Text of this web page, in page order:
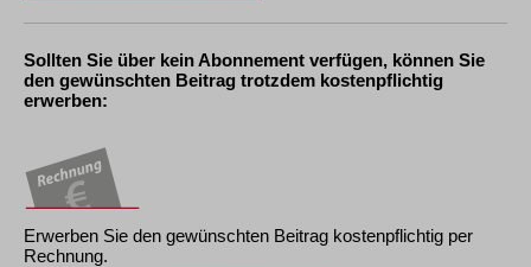
Sollten Sie über kein Abonnement verfügen, können Sie
den gewünschten Beitrag trotzdem kostenpflichtig
erwerben:
Erwerben Sie den gewünschten Beitrag kostenpflichtig per
Rechnung.